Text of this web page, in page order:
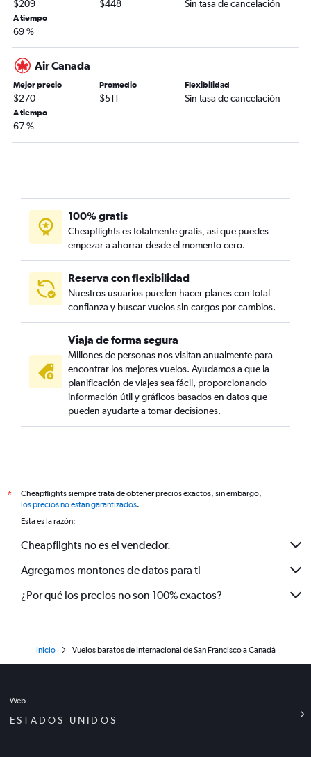
$209 $448 Sin tasa de cancelación
A tiempo
69 %
Air Canada
Mejor precio
$270
Promedio
$511
Flexibilidad
Sin tasa de cancelación
A tiempo
67 %
100% gratis
Cheapflights es totalmente gratis, así que puedes
empezar a ahorrar desde el momento cero.
Reserva con flexibilidad
Nuestros usuarios pueden hacer planes con total
confianza y buscar vuelos sin cargos por cambios.
Viaja de forma segura
Millones de personas nos visitan anualmente para
encontrar los mejores vuelos. Ayudamos a que la
planificación de viajes sea fácil, proporcionando
información útil y gráficos basados en datos que
pueden ayudarte a tomar decisiones.
*
Cheapflights siempre trata de obtener precios exactos, sin embargo,
los precios no están garantizados.
Esta es la razón:
Cheapflights no es el vendedor.
Agregamos montones de datos para ti
¿Por qué los precios no son 100% exactos?
Inicio Vuelos baratos de Internacional de San Francisco a Canadá
Web
ESTADOS UNIDOS